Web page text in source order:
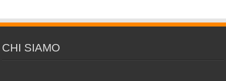
CHI SIAMO